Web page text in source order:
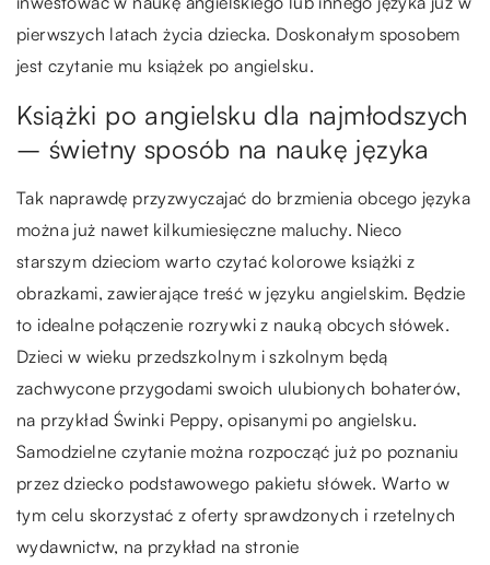
pierwszych latach życia dziecka. Doskonałym sposobem
jest czytanie mu książek po angielsku.
Książki po angielsku dla najmłodszych
– świetny sposób na naukę języka
Tak naprawdę przyzwyczajać do brzmienia obcego języka
można już nawet kilkumiesięczne maluchy. Nieco
starszym dzieciom warto czytać kolorowe książki z
obrazkami, zawierające treść w języku angielskim. Będzie
to idealne połączenie rozrywki z nauką obcych słówek.
Dzieci w wieku przedszkolnym i szkolnym będą
zachwycone przygodami swoich ulubionych bohaterów,
na przykład Świnki Peppy, opisanymi po angielsku.
Samodzielne czytanie można rozpocząć już po poznaniu
przez dziecko podstawowego pakietu słówek. Warto w
tym celu skorzystać z oferty sprawdzonych i rzetelnych
wydawnictw, na przykład na stronie